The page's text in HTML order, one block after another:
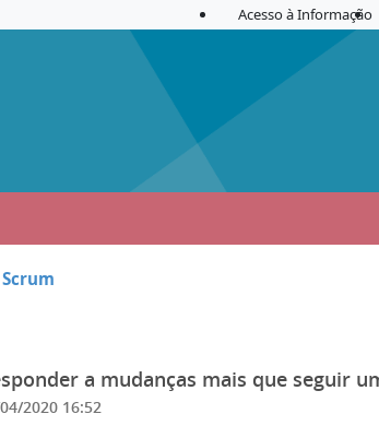
Acesso à Informação
a mudanças mais que seguir
2020 16:52